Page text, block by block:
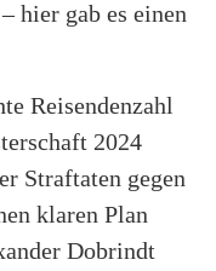
hier gab es einen
Reisendenzahl
2024
Straftaten gegen
klaren Plan
Dobrindt